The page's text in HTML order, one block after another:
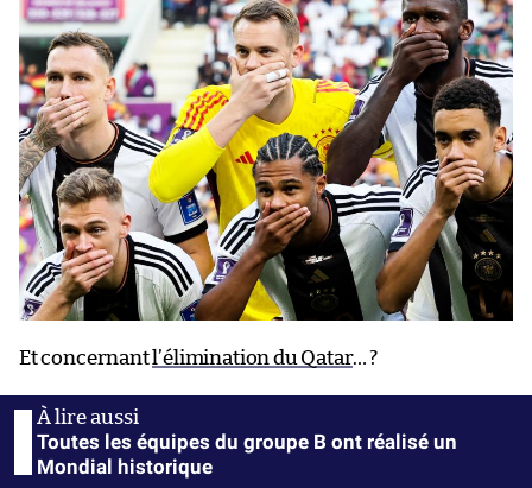
Et concernantl’élimination du Qatar… ?
Toutes les équipes du groupe B ont réalisé un
Mondial historique